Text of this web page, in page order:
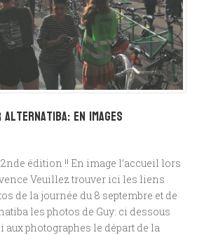
en images
édition !! En image l’accueil lors
Veuillez trouver ici les liens
de la journée du 8 septembre et de
les photos de Guy: ci dessous
aux photographes le départ de la